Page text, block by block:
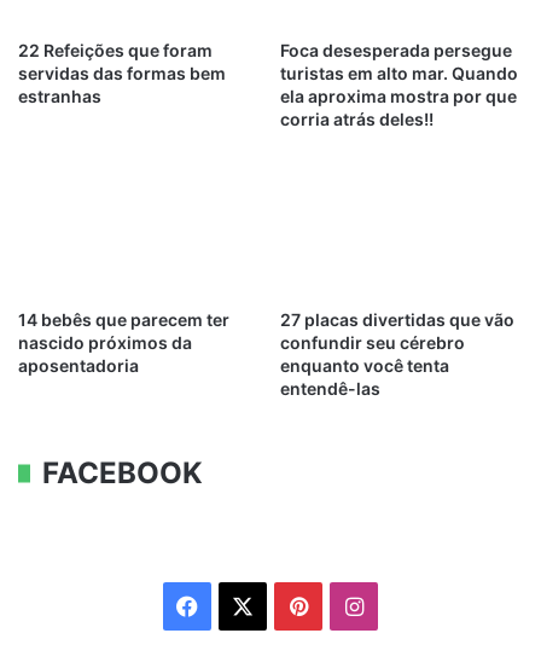
22 Refeições que foram
servidas das formas bem
estranhas
Foca desesperada persegue
turistas em alto mar. Quando
ela aproxima mostra por que
corria atrás deles!!
14 bebês que parecem ter
nascido próximos da
aposentadoria
27 placas divertidas que vão
confundir seu cérebro
enquanto você tenta
entendê-las
FACEBOOK
Facebook PinterestInstagram